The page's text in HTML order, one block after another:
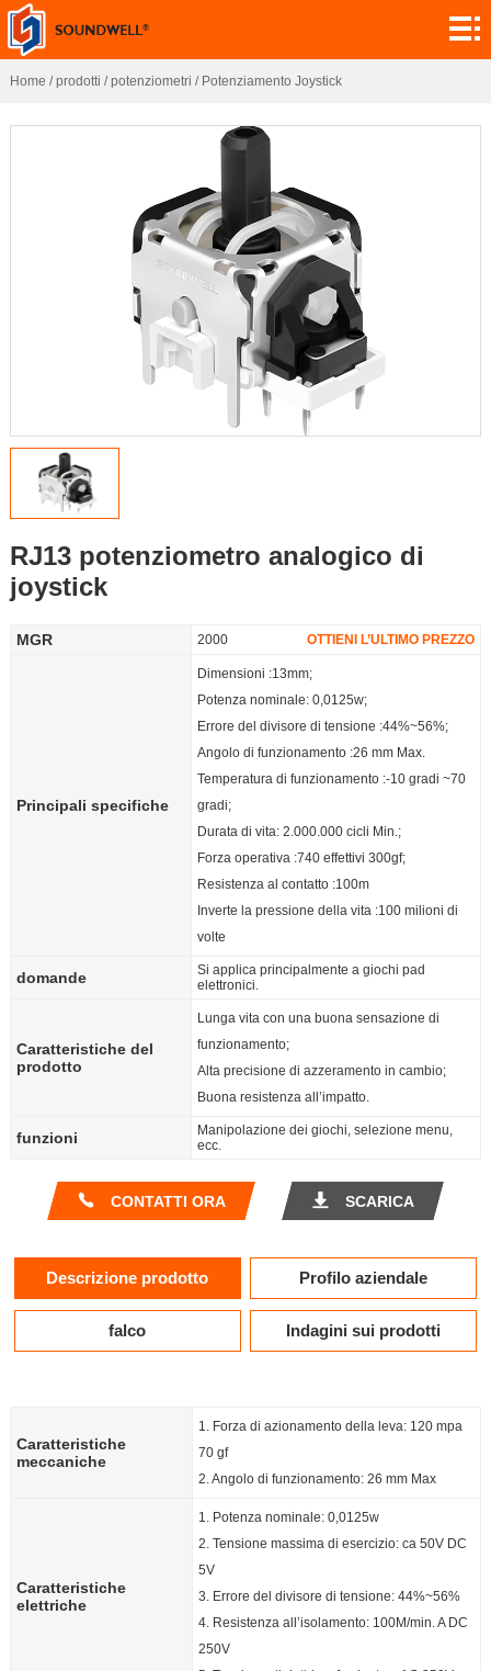
informazioni
Personalizzazione
moduli
codificatori
notizie
Language
Home /prodotti /potenziometri / Potenziamento Joystick
RJ13 potenziometro analogico di
joystick
MGR 2000 OTTIENI L’ULTIMO PREZZO
Principali specifiche
Dimensioni :13mm;
Potenza nominale: 0,0125w;
Errore del divisore di tensione :44%~56%;
Angolo di funzionamento :26 mm Max.
Temperatura di funzionamento :-10 gradi ~70
gradi;
Durata di vita: 2.000.000 cicli Min.;
Forza operativa :740 effettivi 300gf;
Resistenza al contatto :100m
Inverte la pressione della vita :100 milioni di
volte
domande
Si applica principalmente a giochi pad
elettronici.
Caratteristiche del
prodotto
Lunga vita con una buona sensazione di
funzionamento;
Alta precisione di azzeramento in cambio;
Buona resistenza all’impatto.
funzioni
Manipolazione dei giochi, selezione menu,
ecc.
CONTATTI ORA SCARICA
Descrizione prodotto Profilo aziendale
falco Indagini sui prodotti
Caratteristiche
meccaniche
1. Forza di azionamento della leva: 120 mpa
70 gf
2. Angolo di funzionamento: 26 mm Max
Caratteristiche
elettriche
1. Potenza nominale: 0,0125w
2. Tensione massima di esercizio: ca 50V DC
5V
3. Errore del divisore di tensione: 44%~56%
4. Resistenza all’isolamento: 100M/min. A DC
250V